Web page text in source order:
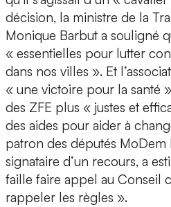
décision, la ministre de la
Monique Barbut a souligné
« essentielles pour lutter
dans nos villes ». Et
« une victoire pour la santé
des ZFE plus « justes et
des aides pour aider à
patron des députés MoDem
signataire d’un recours, a
faille faire appel au Conseil
rappeler les règles ».